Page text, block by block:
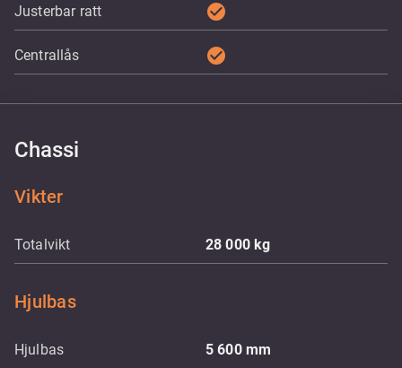
Justerbar ratt check_circle
Centrallås check_circle
Chassi
Vikter
Totalvikt 28 000kg
Hjulbas
Hjulbas 5 600 mm